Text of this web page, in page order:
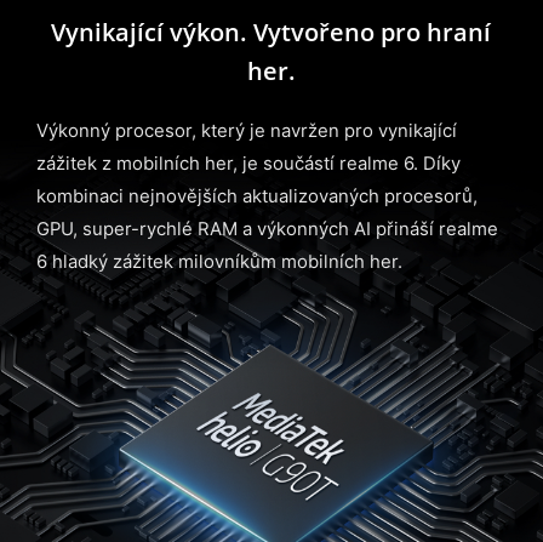
Vynikající výkon. Vytvořeno pro hraní
her.
Výkonný procesor, který je navržen pro vynikající
zážitek z mobilních her, je součástí realme 6. Díky
kombinaci nejnovějších aktualizovaných procesorů,
GPU, super-rychlé RAM a výkonných AI přináší realme
6 hladký zážitek milovníkům mobilních her.